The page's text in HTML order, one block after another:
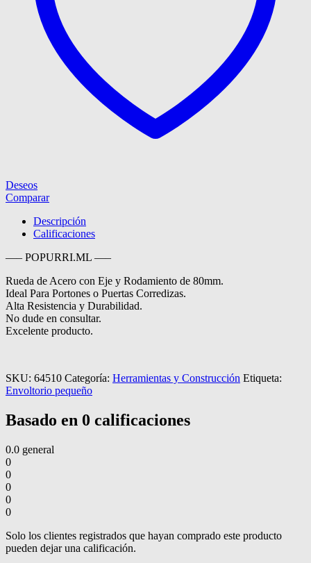
Deseos
Comparar
Descripción
Calificaciones
—– POPURRI.ML —–
Rueda de Acero con Eje y Rodamiento de 80mm.
Ideal Para Portones o Puertas Corredizas.
Alta Resistencia y Durabilidad.
No dude en consultar.
Excelente producto.
SKU: 64510 Categoría: Herramientas y Construcción Etiqueta:
Envoltorio pequeño
Basado en 0 calificaciones
0.0 general
0
0
0
0
0
Solo los clientes registrados que hayan comprado este producto
pueden dejar una calificación.